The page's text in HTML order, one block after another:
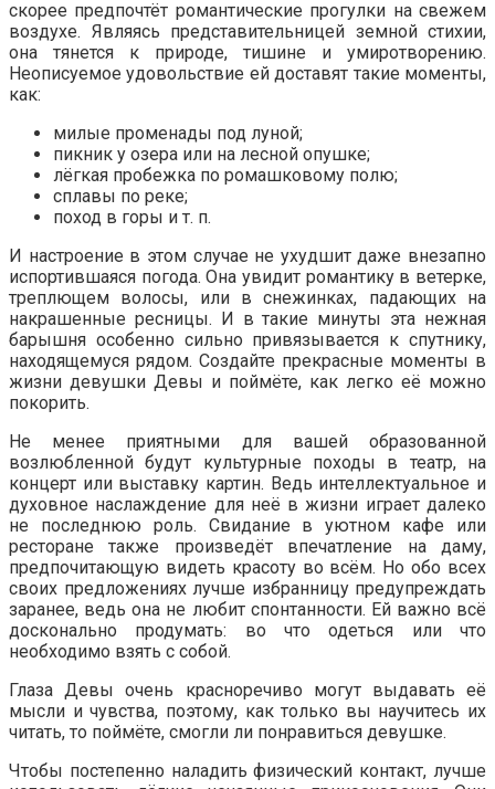
скорее предпочтёт романтические прогулки на свежем
воздухе. Являясь представительницей земной стихии,
она тянется к природе, тишине и умиротворению.
Неописуемое удовольствие ей доставят такие моменты,
как:
милые променады под луной;
пикник у озера или на лесной опушке;
лёгкая пробежка по ромашковому полю;
сплавы по реке;
поход в горы и т. п.
И настроение в этом случае не ухудшит даже внезапно
испортившаяся погода. Она увидит романтику в ветерке,
треплющем волосы, или в снежинках, падающих на
накрашенные ресницы. И в такие минуты эта нежная
барышня особенно сильно привязывается к спутнику,
находящемуся рядом. Создайте прекрасные моменты в
жизни девушки Девы и поймёте, как легко её можно
покорить.
Не менее приятными для вашей образованной
возлюбленной будут культурные походы в театр, на
концерт или выставку картин. Ведь интеллектуальное и
духовное наслаждение для неё в жизни играет далеко
не последнюю роль. Свидание в уютном кафе или
ресторане также произведёт впечатление на даму,
предпочитающую видеть красоту во всём. Но обо всех
своих предложениях лучше избранницу предупреждать
заранее, ведь она не любит спонтанности. Ей важно всё
досконально продумать: во что одеться или что
необходимо взять с собой.
Глаза Девы очень красноречиво могут выдавать её
мысли и чувства, поэтому, как только вы научитесь их
читать, то поймёте, смогли ли понравиться девушке.
Чтобы постепенно наладить физический контакт, лучше